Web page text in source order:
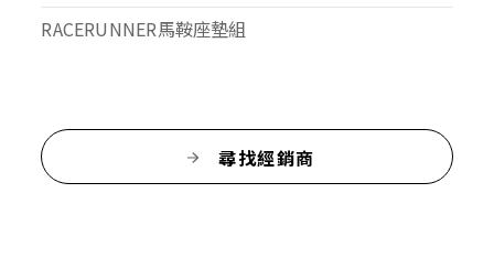
RACERUNNER馬鞍座墊組
尋找經銷商